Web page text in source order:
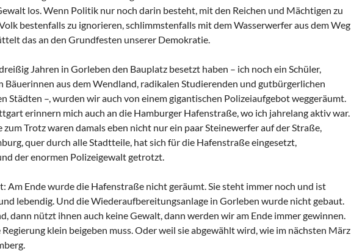
los. Wenn Politik nur noch darin besteht, mit den Reichen und Mächtigen zu
bestenfalls zu ignorieren, schlimmstenfalls mit dem Wasserwerfer aus dem Weg
das an den Grundfesten unserer Demokratie.
Jahren in Gorleben den Bauplatz besetzt haben – ich noch ein Schüler,
Bäuerinnen aus dem Wendland, radikalen Studierenden und gutbürgerlichen
Städten –, wurden wir auch von einem gigantischen Polizeiaufgebot weggeräumt.
erinnern mich auch an die Hamburger Hafenstraße, wo ich jahrelang aktiv war.
Trotz waren damals eben nicht nur ein paar Steinewerfer auf der Straße,
quer durch alle Stadtteile, hat sich für die Hafenstraße eingesetzt,
der enormen Polizeigewalt getrotzt.
Am Ende wurde die Hafenstraße nicht geräumt. Sie steht immer noch und ist
lebendig. Und die Wiederaufbereitungsanlage in Gorleben wurde nicht gebaut.
dann nützt ihnen auch keine Gewalt, dann werden wir am Ende immer gewinnen.
klein beigeben muss. Oder weil sie abgewählt wird, wie im nächsten März